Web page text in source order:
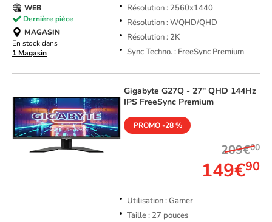
Résolution : 2560x1440
Résolution : WQHD/QHD
Résolution : 2K
Sync Techno. : FreeSync Premium
WEB
Dernière pièce
MAGASIN
En stock dans
1 Magasin
Gigabyte G27Q - 27" QHD 144Hz
IPS FreeSync Premium
PROMO -28 %
209€00
149€90
Utilisation : Gamer
Taille : 27 pouces